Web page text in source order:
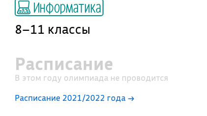
Информатика
8–11 классы
Расписание
В этом году олимпиада не проводится
Расписание 2021/2022 года →